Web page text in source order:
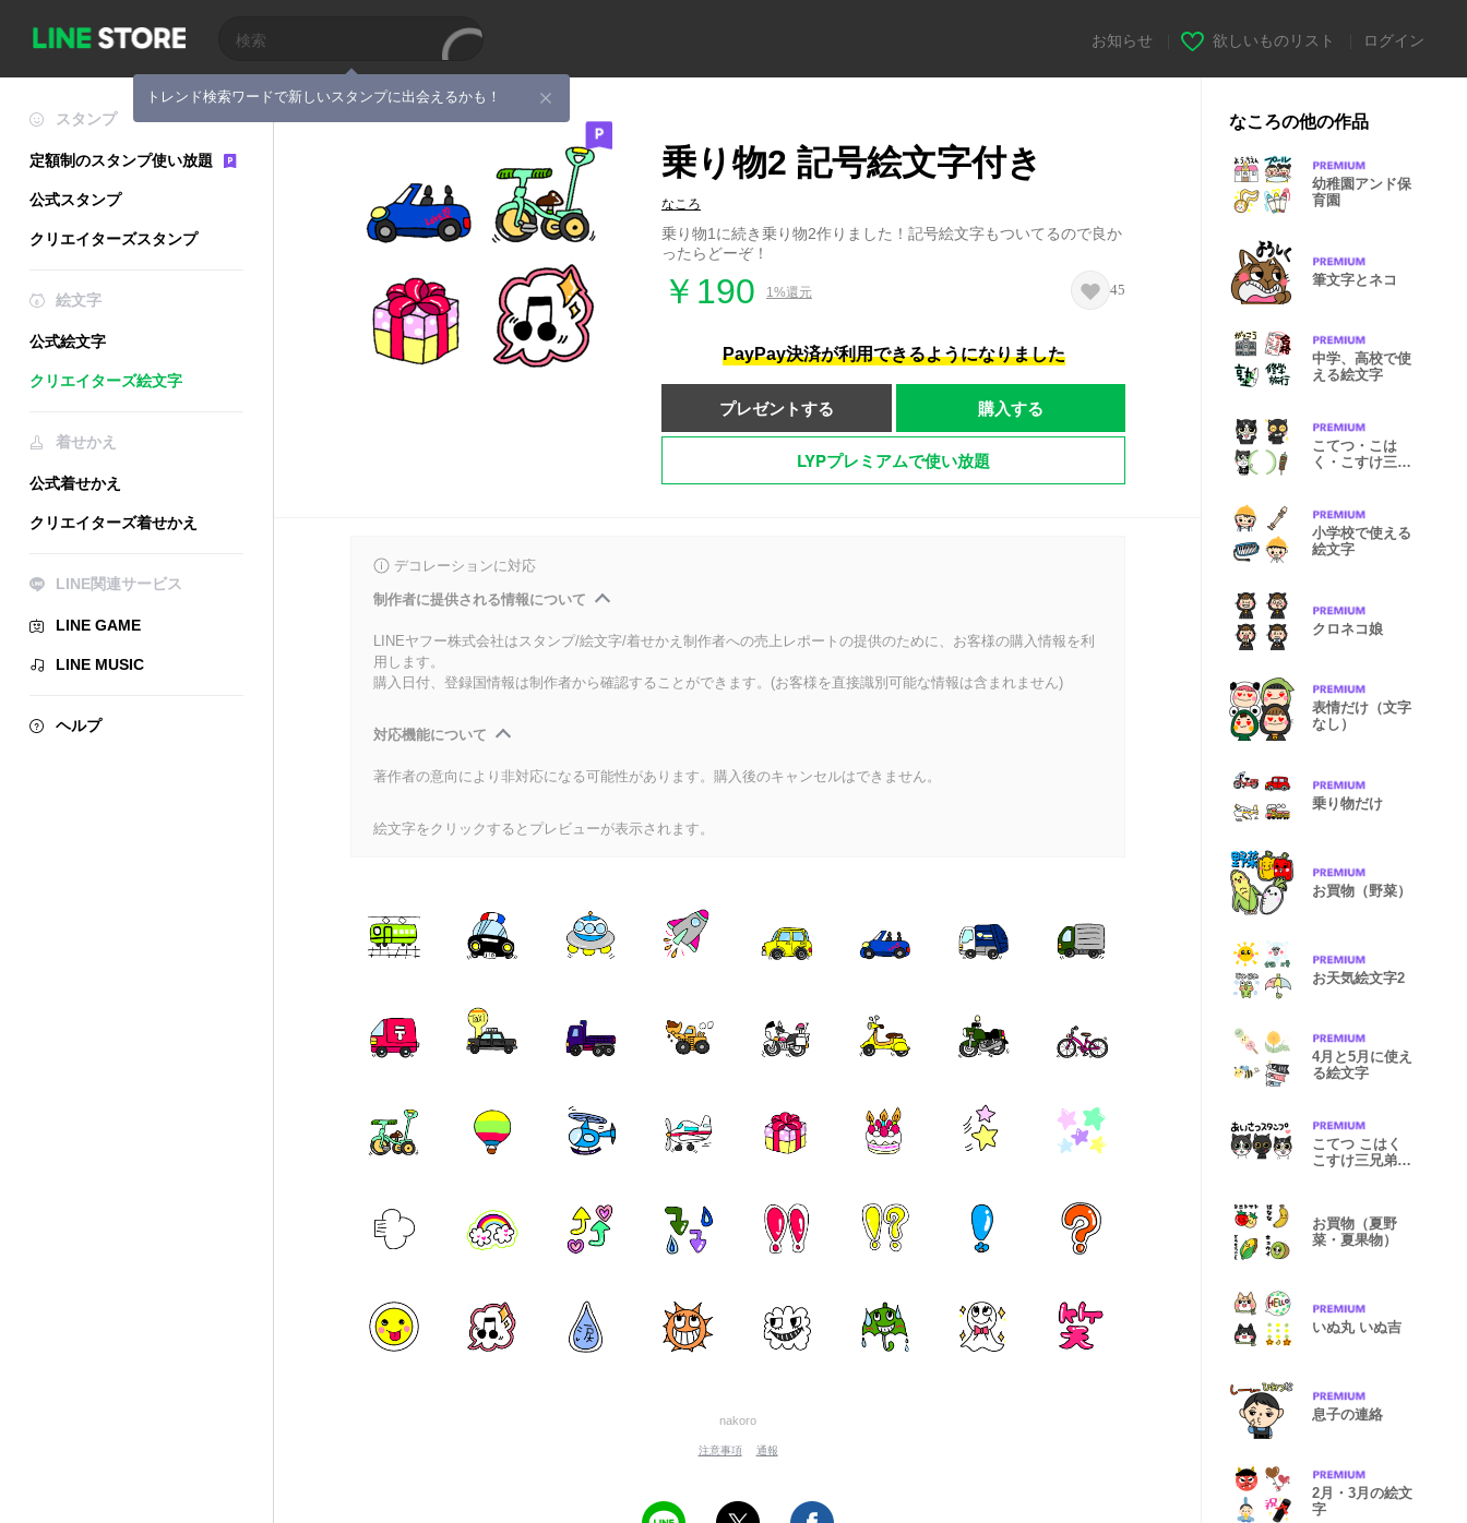
トレンド検索ワードで新しいスタンプに出会えるかも！
お知らせ 欲しいものリスト ログイン
スタンプ
定額制のスタンプ使い放題
公式スタンプ
クリエイターズスタンプ
絵文字
公式絵文字
クリエイターズ絵文字
着せかえ
公式着せかえ
クリエイターズ着せかえ
LINE関連サービス
LINE GAME
LINE MUSIC
ヘルプ
乗り物2 記号絵文字付き
なころ
乗り物1に続き乗り物2作りました！記号絵文字もついてるので良か
ったらどーぞ！
￥190 1%還元 45
PayPay決済が利用できるようになりました
プレゼントする 購入する
LYPプレミアムで使い放題
デコレーションに対応
制作者に提供される情報について
LINEヤフー株式会社はスタンプ/絵文字/着せかえ制作者への売上レポートの提供のために、お客様の購入情報を利
用します。
購入日付、登録国情報は制作者から確認することができます。(お客様を直接識別可能な情報は含まれません)
対応機能について
著作者の意向により非対応になる可能性があります。購入後のキャンセルはできません。
絵文字をクリックするとプレビューが表示されます。
nakoro
注意事項 通報
なころの他の作品
幼稚園アンド保
育園
筆文字とネコ
中学、高校で使
える絵文字
こてつ・こは
く・こすけ三兄
小学校で使える
絵文字
クロネコ娘
表情だけ（文字
なし）
乗り物だけ
お買物（野菜）
お天気絵文字2
4月と5月に使え
る絵文字
こてつ こはく
こすけ三兄弟
お買物（夏野
菜・夏果物）
いぬ丸 いぬ吉
息子の連絡
2月・3月の絵文
字